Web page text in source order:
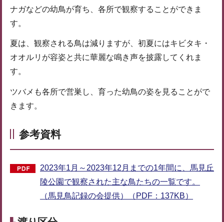
ナガなどの幼鳥が育ち、各所で観察することができま
す。
夏は、観察される鳥は減りますが、初夏にはキビタキ・
オオルリが容姿と共に華麗な鳴き声を披露してくれま
す。
ツバメも各所で営巣し、育った幼鳥の姿を見ることがで
きます。
参考資料
2023年1月～2023年12月までの1年間に、馬見丘
陵公園で観察された主な鳥たちの一覧です。
（馬見鳥記録の会提供）（PDF：137KB）